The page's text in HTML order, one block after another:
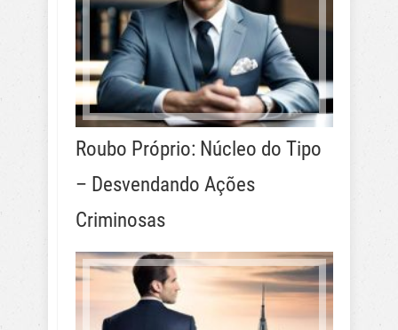
Roubo Próprio: Núcleo do Tipo
– Desvendando Ações
Criminosas